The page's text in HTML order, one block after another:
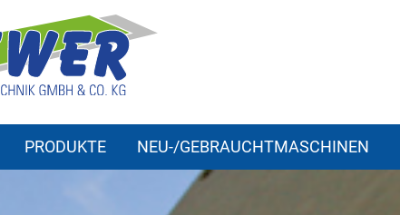
PRODUKTE NEU-/GEBRAUCHTMASCHINEN